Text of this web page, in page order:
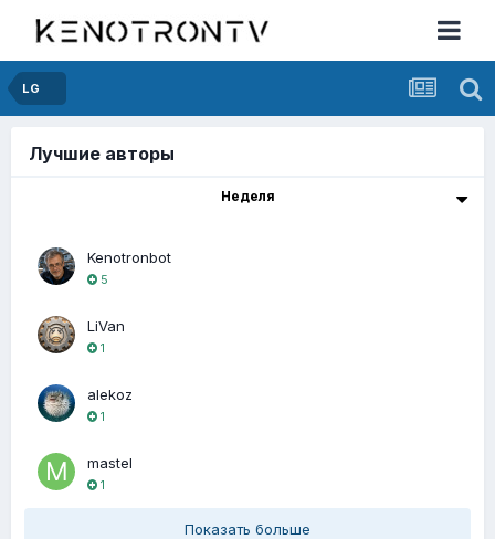
LG
Лучшие авторы
Неделя
Kenotronbot
5
LiVan
1
alekoz
1
mastel
1
Показать больше